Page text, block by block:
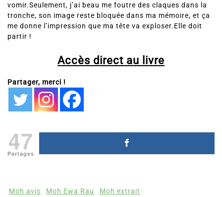
vomir.Seulement, j’ai beau me foutre des claques dans la
tronche, son image reste bloquée dans ma mémoire, et ça
me donne l’impression que ma tête va exploser.Elle doit
partir !
Accès direct au livre
Partager, merci !
47
Partages
Moh avis Moh Ewa Rau Moh extrait